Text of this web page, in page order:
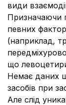
види
Призначаючи
певних
(наприклад,
що
Немає даних
засобів при
Але слід